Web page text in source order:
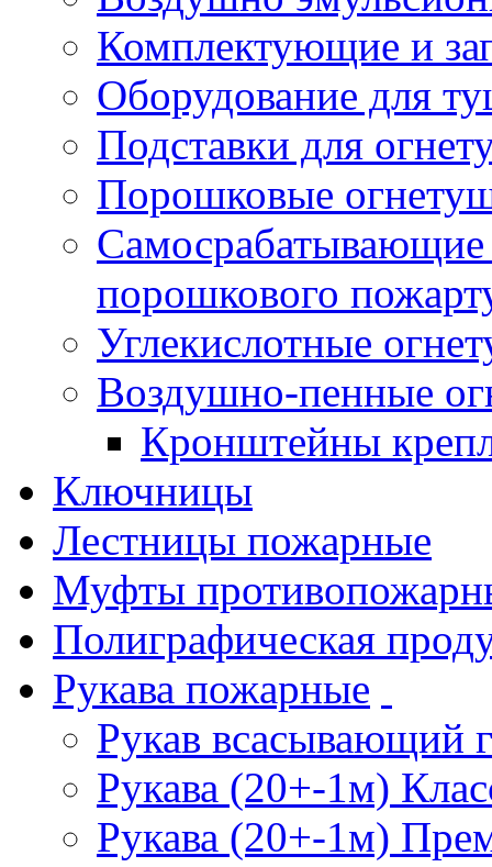
Комплектующие и
Оборудование для
Подставки для
Порошковые
порошкового
Углекислотные
Воздушно-пенные
Кронштейны
Ключницы
Лестницы пожарные
Муфты
Полиграфическая
Рукава пожарные
Рукав всасывающий
Рукава (20+-1м)
Рукава (20+-1м)